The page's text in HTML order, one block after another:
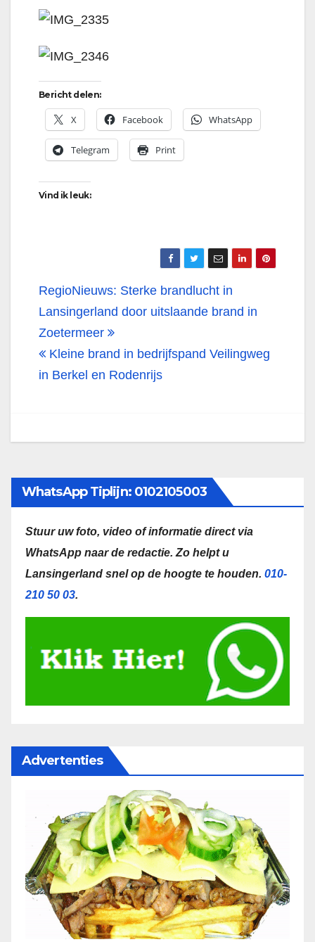
Bericht delen:
X Facebook WhatsApp
Telegram Print
Vind ik leuk:
Bericht
navigatie
RegioNieuws: Sterke brandlucht in
Lansingerland door uitslaande brand in
Zoetermeer
Kleine brand in bedrijfspand Veilingweg
in Berkel en Rodenrijs
WhatsApp Tiplijn: 0102105003
Stuur uw foto, video of informatie direct via
WhatsApp naar de redactie. Zo helpt u
Lansingerland snel op de hoogte te houden. 010-
210 50 03.
Advertenties